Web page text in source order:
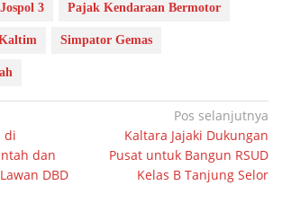
Jospol 3 Pajak Kendaraan Bermotor
Simpator Gemas
di
dan
DBD
Pos selanjutnya
Kaltara Jajaki Dukungan
Pusat untuk Bangun RSUD
Kelas B Tanjung Selor